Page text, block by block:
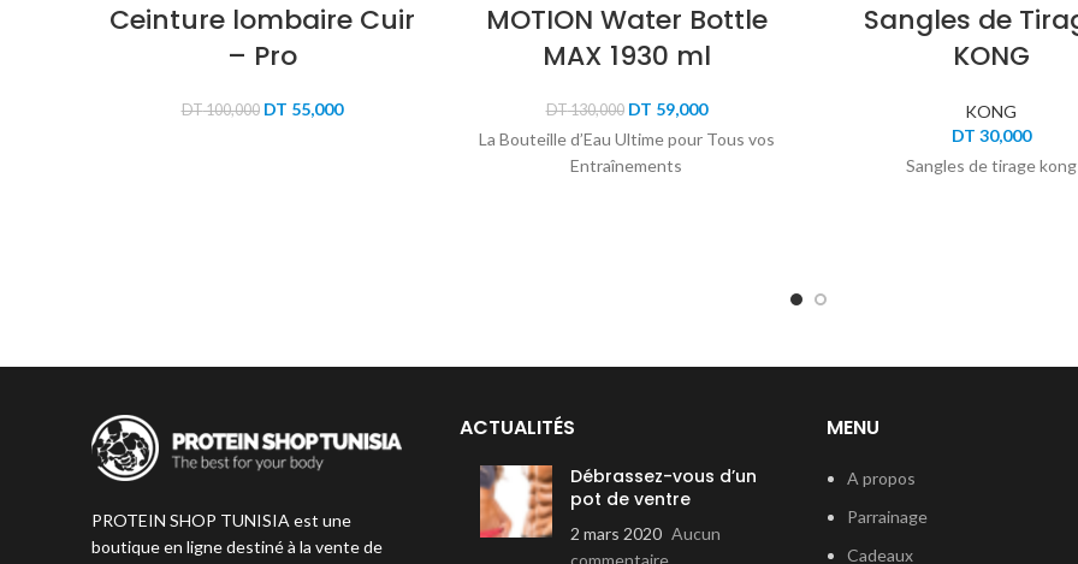
Ceinture lombaire Cuir
– Pro
DT100,000 Le
DT 55,000Le
MOTION Water Bottle
MAX 1930 ml
DT130,000 Le
prix
initial
était :
DT 59,000Le
prix
actuel
La Bouteille d’Eau Ultime pour Tous vos
Entraînements
Sangles de
KONG
KONG
DT 30,000
Sangles de tirage kong
PROTEIN SHOP TUNISIA est une
boutique en ligne destiné à la vente de
ACTUALITÉS
Débrassez-vous d’un
pot de ventre
2 mars 2020 Aucun
MENU
A propos
Parrainage
Cadeaux